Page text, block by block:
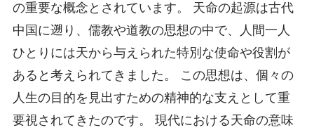
の重要な概念とされています。 天命の起源は古代
中国に遡り、儒教や道教の思想の中で、人間一人
ひとりには天から与えられた特別な使命や役割が
あると考えられてきました。 この思想は、個々の
人生の目的を見出すための精神的な支えとして重
要視されてきたのです。 現代における天命の意味